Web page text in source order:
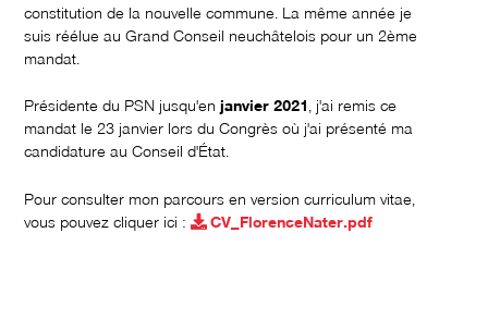
constitution de la nouvelle commune. La même année je
suis réélue au Grand Conseil neuchâtelois pour un 2ème
mandat.
Présidente du PSN jusqu'enjanvier 2021 , j'ai remis ce
mandat le 23 janvier lors du Congrès où j'ai présenté ma
candidature au Conseil d'État.
Pour consulter mon parcours en version curriculum vitae,
vous pouvez cliquer ici :
CV_FlorenceNater.pdf